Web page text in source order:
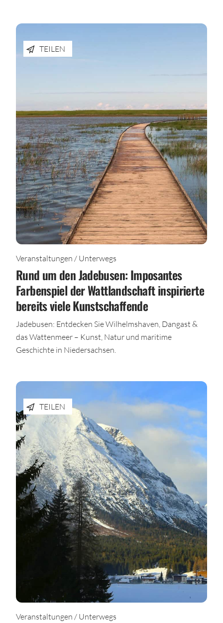
TEILEN
Veranstaltungen / Unterwegs
Rund um den Jadebusen: Imposantes
Farbenspiel der Wattlandschaft inspirierte
bereits viele Kunstschaffende
Jadebusen: Entdecken Sie Wilhelmshaven, Dangast &
das Wattenmeer – Kunst, Natur und maritime
Geschichte in Niedersachsen.
TEILEN
Veranstaltungen / Unterwegs